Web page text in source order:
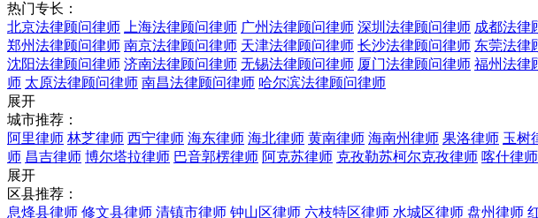
热门专长：
北京法律顾问律师
上海法律顾问律师 广州法律顾问律师 深圳法律顾问律师 成都法律
郑州法律顾问律师 南京法律顾问律师 天津法律顾问律师 长沙法律顾问律师 东莞法律
沈阳法律顾问律师 济南法律顾问律师 无锡法律顾问律师 厦门法律顾问律师 福州法律
师 太原法律顾问律师 南昌法律顾问律师 哈尔滨法律顾问律师
展开
城市推荐：
阿里律师 林芝律师 西宁律师 海东律师 海北律师 黄南律师 海南州律师 果洛律师 玉树
师 昌吉律师 博尔塔拉律师 巴音郭楞律师 阿克苏律师 克孜勒苏柯尔克孜律师 喀什律师
展开
区县推荐：
息烽县律师 修文县律师 清镇市律师 钟山区律师 六枝特区律师 水城区律师 盘州律师